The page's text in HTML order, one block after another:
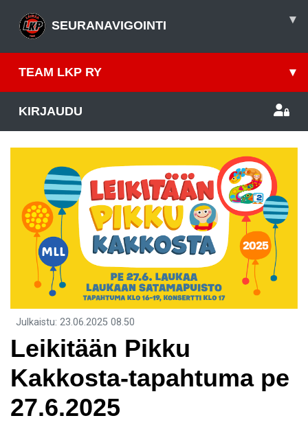
SEURANAVIGOINTI ▾
TEAM LKP RY ▾
KIRJAUDU
Julkaistu: 23.06.2025 08.50
Leikitään Pikku
Kakkosta-tapahtuma pe
27.6.2025